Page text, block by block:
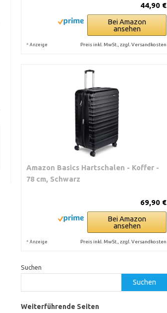
44,90 €
Bei Amazon
ansehen
* Anzeige Preis inkl. MwSt., zzgl. Versandkosten
Amazon Basics Hartschalen - Koffer -
78 cm, Schwarz
69,90 €
Bei Amazon
ansehen
* Anzeige Preis inkl. MwSt., zzgl. Versandkosten
Suchen
Suchen
Weiterführende Seiten